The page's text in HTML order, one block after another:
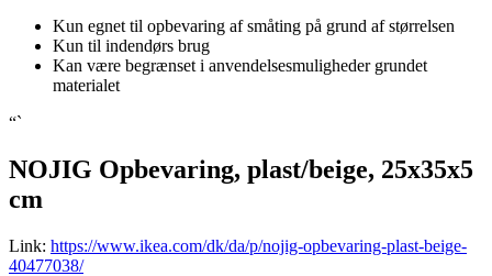
Kun egnet til opbevaring af småting på grund af størrelsen
Kun til indendørs brug
Kan være begrænset i anvendelsesmuligheder grundet
materialet
“`
NOJIG Opbevaring, plast/beige, 25x35x5
cm
Link: https://www.ikea.com/dk/da/p/nojig-opbevaring-plast-beige-
40477038/